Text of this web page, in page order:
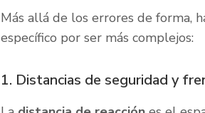
Más allá de los errores de forma,
específico por ser más complejos:
1. Distancias de seguridad y